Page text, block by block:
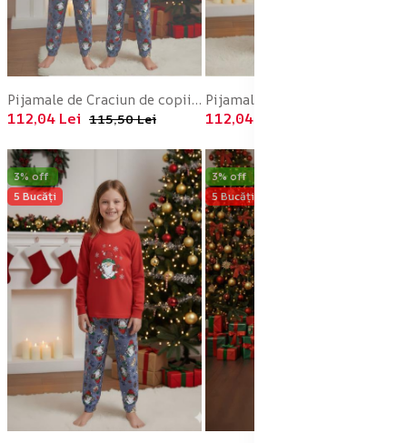
Pijamale de Craciun de copii,cu maneci si pantaloni lungi ,imprimeu pitic ,En-gros
112,04 Lei 115,50 Lei 112,04 Lei
3% off
5 Bucăți
3% off
5 Bucăți